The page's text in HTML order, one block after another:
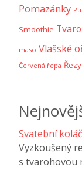
Pomazánky
Smoothie
maso Vlašské
Červená řepa Řezy
Svatební
Vyzkoušený
s tvarohovou